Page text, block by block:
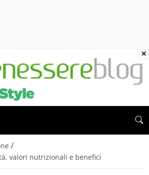
/
valori nutrizionali e benefici
×